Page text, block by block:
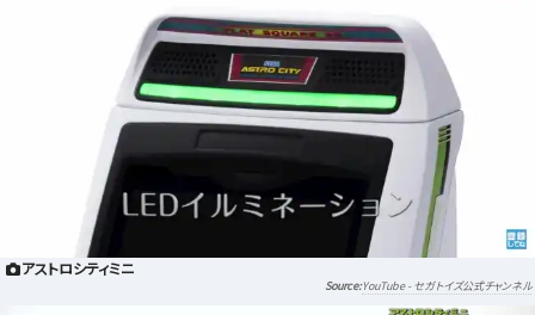
アストロシティミニ
YouTube - セガトイズ公式チャンネル